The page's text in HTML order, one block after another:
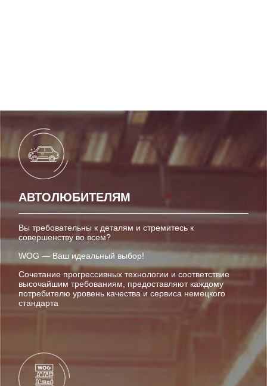
АВТОЛЮБИТЕЛЯМ
Вы требовательны к деталям и стремитесь к
совершенству во всем?
WOG — Ваш идеальный выбор!
Сочетание прогрессивных технологии и соответствие
высочайшим требованиям, предоставляют каждому
потребителю уровень качества и сервиса немецкого
стандарта